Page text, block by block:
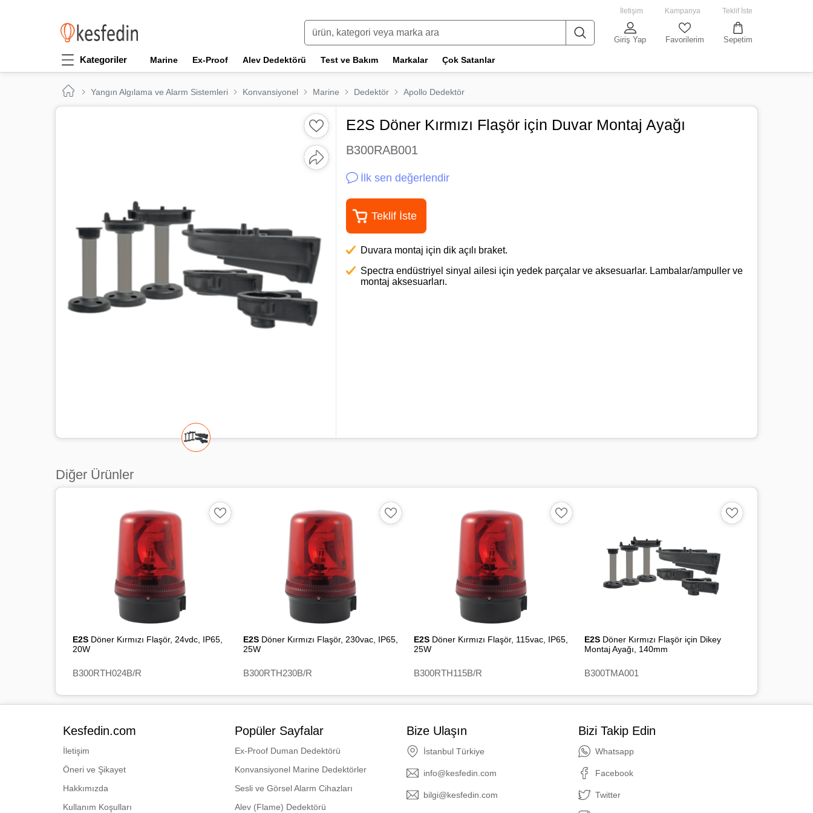
İletişim Kampanya Teklif İste
Sepetim
Favorilerim
Giriş Yap
Kategoriler Marine Ex-Proof Alev Dedektörü Test ve Bakım Markalar Çok Satanlar
Yangın Algılama ve Alarm Sistemleri Konvansiyonel Marine Dedektör Apollo Dedektör
E2S Döner Kırmızı Flaşör için Duvar Montaj Ayağı
B300RAB001
İlk sen değerlendir
Teklif İste
Duvara montaj için dik açılı braket.
Spectra endüstriyel sinyal ailesi için yedek parçalar ve aksesuarlar. Lambalar/ampuller ve
montaj aksesuarları.
Diğer Ürünler
E2S Döner Kırmızı Flaşör, 24vdc, IP65,
20W
B300RTH024B/R
E2S Döner Kırmızı Flaşör, 230vac, IP65,
25W
B300RTH230B/R
E2S Döner Kırmızı Flaşör, 115vac, IP65,
25W
B300RTH115B/R
E2S Döner Kırmızı Flaşör için Dikey
Montaj Ayağı, 140mm
B300TMA001
Kesfedin.com
İletişim
Öneri ve Şikayet
Hakkımızda
Kullanım Koşulları
Popüler Sayfalar
Ex-Proof Duman Dedektörü
Konvansiyonel Marine Dedektörler
Sesli ve Görsel Alarm Cihazları
Alev (Flame) Dedektörü
Bize Ulaşın
İstanbul Türkiye
info@kesfedin.com
bilgi@kesfedin.com
Bizi Takip Edin
Whatsapp
Facebook
Twitter